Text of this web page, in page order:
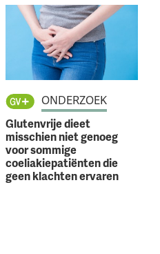
ONDERZOEK
Glutenvrije dieet
misschien niet genoeg
voor sommige
coeliakiepatiënten die
geen klachten ervaren